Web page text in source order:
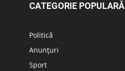
CATEGORIE POPULARĂ
Politică
Anunțuri
Sport